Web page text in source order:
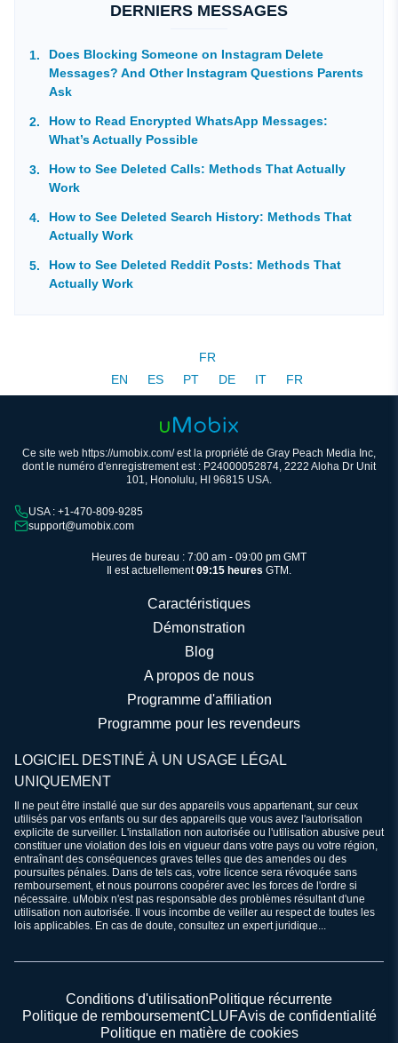
DERNIERS MESSAGES
Does Blocking Someone on Instagram Delete
Messages? And Other Instagram Questions Parents
Ask
How to Read Encrypted WhatsApp Messages:
What’s Actually Possible
How to See Deleted Calls: Methods That Actually
Work
How to See Deleted Search History: Methods That
Actually Work
How to See Deleted Reddit Posts: Methods That
Actually Work
FR
EN
ES PT DE IT FR
Ce site web https://umobix.com/ est la propriété de Gray Peach Media Inc,
dont le numéro d'enregistrement est : P24000052874, 2222 Aloha Dr Unit
101, Honolulu, HI 96815 USA.
USA : +1-470-809-9285
support@umobix.com
Heures de bureau : 7:00 am - 09:00 pm GMT
Il est actuellement09:15 heures GTM.
Caractéristiques
Démonstration
Blog
A propos de nous
Programme d'affiliation
Programme pour les revendeurs
LOGICIEL DESTINÉ À UN USAGE LÉGAL
UNIQUEMENT
Il ne peut être installé que sur des appareils vous appartenant, sur ceux
utilisés par vos enfants ou sur des appareils que vous avez l'autorisation
explicite de surveiller. L'installation non autorisée ou l'utilisation abusive peut
constituer une violation des lois en vigueur dans votre pays ou votre région,
entraînant des conséquences graves telles que des amendes ou des
poursuites pénales. Dans de tels cas, votre licence sera révoquée sans
remboursement, et nous pourrons coopérer avec les forces de l'ordre si
nécessaire. uMobix n'est pas responsable des problèmes résultant d'une
utilisation non autorisée. Il vous incombe de veiller au respect de toutes les
lois applicables. En cas de doute, consultez un expert juridique...
Conditions d'utilisationPolitique récurrente
Politique de remboursementCLUFAvis de confidentialité
Politique en matière de cookies